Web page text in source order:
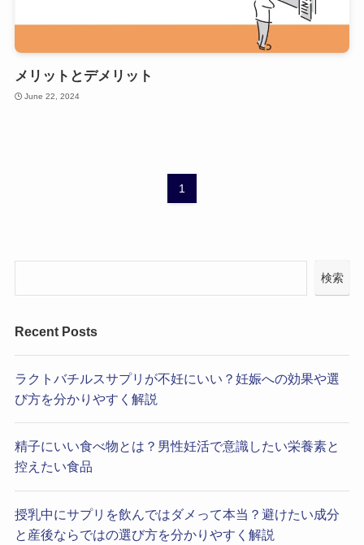
メリットとデメリット
June 22, 2024
1
検索
Recent Posts
ラクトバチルスサプリが不妊にいい？妊娠への効果や選
び方を分かりやすく解説
精子にいい食べ物とは？男性妊活で意識したい栄養素と
控えたい食品
授乳中にサプリを飲んではダメって本当？避けたい成分
と産後ならではの選び方を分かりやすく解説